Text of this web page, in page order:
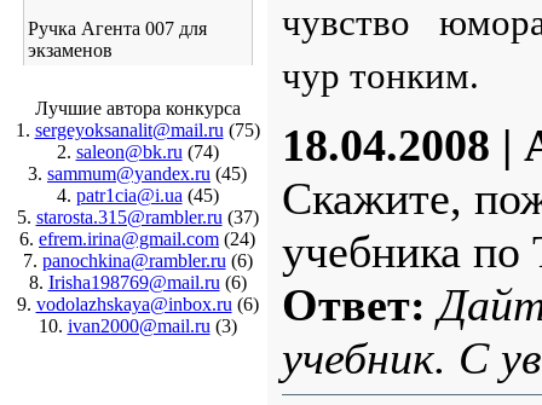
Ручка Агента 007 для
экзаменов
Лучшие автора конкурса
1. sergeyoksanalit@mail.ru (75)
2. saleon@bk.ru (74)
3. sammum@yandex.ru (45)
4. patr1cia@i.ua (45)
5. starosta.315@rambler.ru (37)
6. efrem.irina@gmail.com (24)
7. panochkina@rambler.ru (6)
8. Irisha198769@mail.ru (6)
9. vodolazhskaya@inbox.ru (6)
10. ivan2000@mail.ru (3)
чувство
чур тонким.
18.04.2008 |
Скажите,
учебника
Ответ:
учебник. С